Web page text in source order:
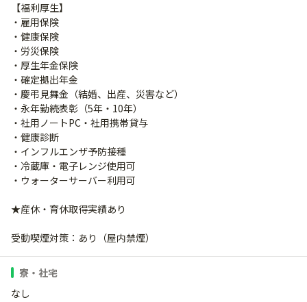
【福利厚生】
・雇用保険
・健康保険
・労災保険
・厚生年金保険
・確定拠出年金
・慶弔見舞金（結婚、出産、災害など）
・永年勤続表彰（5年・10年）
・社用ノートPC・社用携帯貸与
・健康診断
・インフルエンザ予防接種
・冷蔵庫・電子レンジ使用可
・ウォーターサーバー利用可
★産休・育休取得実績あり
受動喫煙対策：あり（屋内禁煙）
寮・社宅
なし